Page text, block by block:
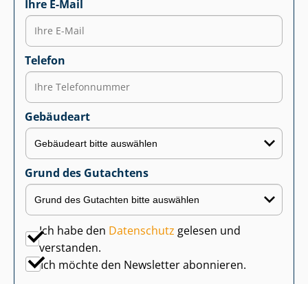
Ihre E-Mail
Telefon
Gebäudeart
Grund des Gutachtens
Ich habe den Datenschutz gelesen und
verstanden.
Ich möchte den Newsletter abonnieren.